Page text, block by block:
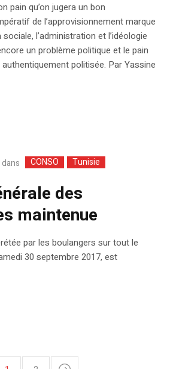
pain qu’on jugera un bon
de l’approvisionnement marque
l’administration et l’idéologie
un problème politique et le pain
politisée. Par Yassine
dans CONSO Tunisie
des
maintenue
par les boulangers sur tout le
30 septembre 2017, est